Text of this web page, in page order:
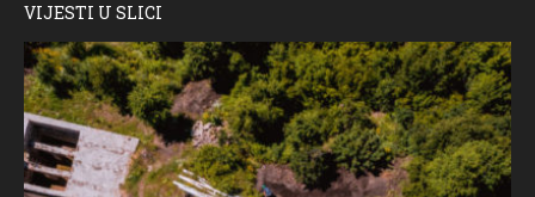
VIJESTI U SLICI